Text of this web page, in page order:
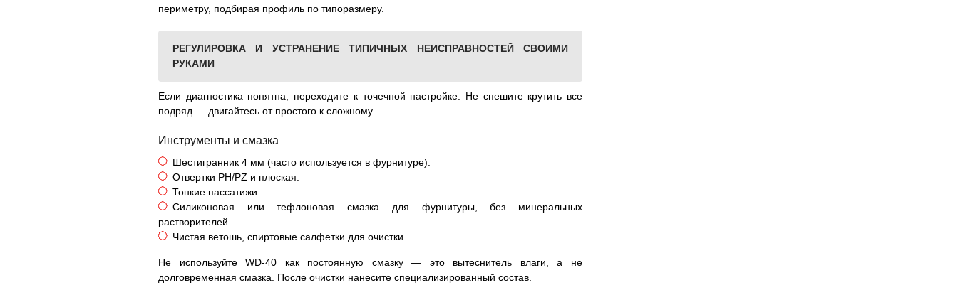
периметру, подбирая профиль по типоразмеру.
РЕГУЛИРОВКА И УСТРАНЕНИЕ ТИПИЧНЫХ НЕИСПРАВНОСТЕЙ СВОИМИ
РУКАМИ
Если диагностика понятна, переходите к точечной настройке. Не спешите крутить все
подряд — двигайтесь от простого к сложному.
Инструменты и смазка
Шестигранник 4 мм (часто используется в фурнитуре).
Отвертки PH/PZ и плоская.
Тонкие пассатижи.
Силиконовая или тефлоновая смазка для фурнитуры, без минеральных
растворителей.
Чистая ветошь, спиртовые салфетки для очистки.
Не используйте WD-40 как постоянную смазку — это вытеснитель влаги, а не
долговременная смазка. После очистки нанесите специализированный состав.